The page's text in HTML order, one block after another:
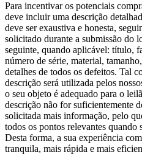
Para incentivar os potenciais
deve incluir uma descrição
deve ser exaustiva e honesta,
solicitado durante a submissão do
seguinte, quando aplicável: título,
número de série, material,
detalhes de todos os defeitos. Tal
descrição será utilizada pelos
o seu objeto é adequado para o
descrição não for suficientemente
solicitada mais informação, pelo
todos os pontos relevantes
Desta forma, a sua experiência
tranquila, mais rápida e mais